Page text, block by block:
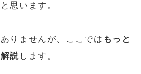
思います。
りませんが、ここでは もっと
説 します。